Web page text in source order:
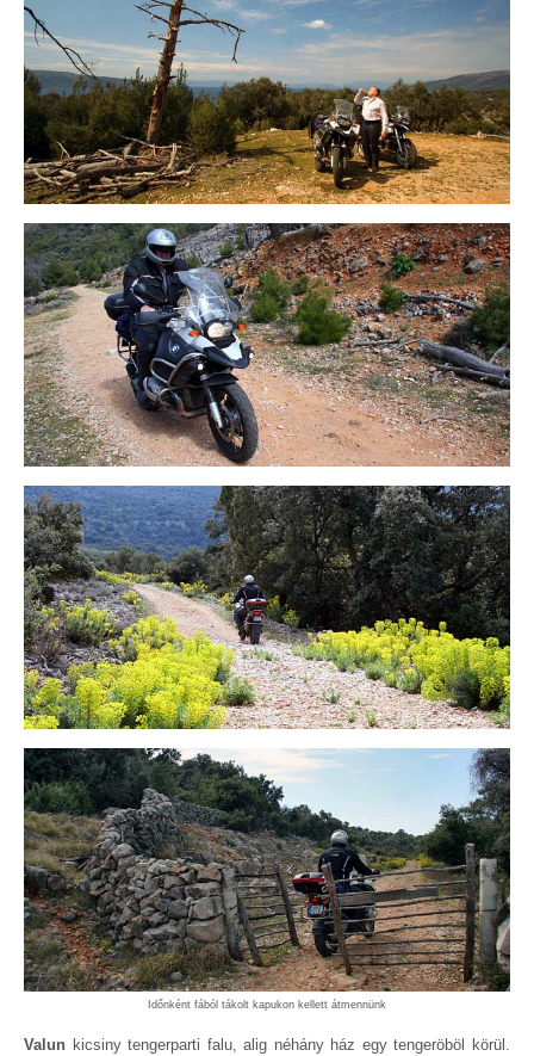
Időnként fából tákolt kapukon kellett átmennünk
Valun kicsiny tengerparti falu, alig néhány ház egy tengeröböl körül.